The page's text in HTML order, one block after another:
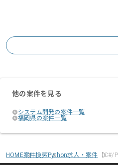
他の案件を見る
システム開発の案件一覧
福岡県の案件一覧
HOME案件検索Python求人・案件 【